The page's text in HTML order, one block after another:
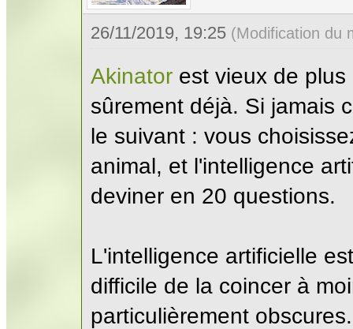
26/11/2019, 19:25 (Modification du
Akinator est vieux de
sûrement déjà. Si jamais
le suivant : vous
animal, et l'intelligence
deviner en 20 questions.
L'intelligence artificielle
difficile de la coincer à
particulièrement